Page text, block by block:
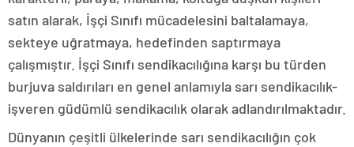
satın alarak, İşçi Sınıfı mücadelesini baltalamaya,
sekteye uğratmaya, hedefinden saptırmaya
çalışmıştır. İşçi Sınıfı sendikacılığına karşı bu türden
burjuva saldırıları en genel anlamıyla sarı sendikacılık-
işveren güdümlü sendikacılık olarak adlandırılmaktadır.
Dünyanın çeşitli ülkelerinde sarı sendikacılığın çok